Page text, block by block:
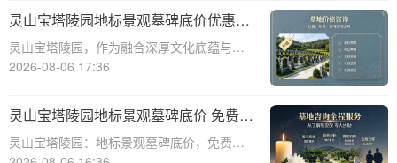
离死别的时刻。当亲人离去，选择一个合适
的安息之地，不仅是对逝者的尊重
灵山宝塔陵园地标景观墓碑底价优惠，
免费班车接送，购墓即享
灵山宝塔陵园，作为融合深厚文化底蕴与宗
教意蕴的现代化陵园，其标志性景观墓碑不
神慰藉的庄严象征。本文将深入剖析灵山宝
塔陵园标志性景观墓碑的基准定价策略，并
详细介绍免
2026-08-06 17:36
灵山宝塔陵园地标景观墓碑底价 免费班
车配套购墓即享
灵山宝塔陵园：地标景观墓碑底价，免费班